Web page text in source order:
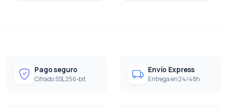
Pago seguro
Cifrado SSL 256-bit
Envío Express
Entrega en 24/48h